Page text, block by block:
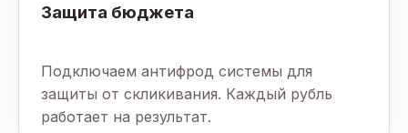
Защита бюджета
Подключаем антифрод системы для
защиты от скликивания. Каждый рубль
работает на результат.